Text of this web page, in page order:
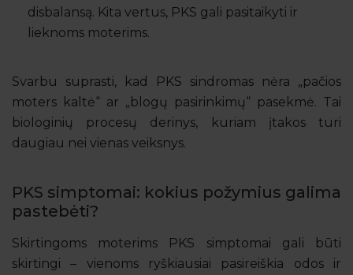
disbalansą. Kita vertus, PKS gali pasitaikyti ir
lieknoms moterims.
Svarbu suprasti, kad PKS sindromas nėra „pačios
moters kaltė“ ar „blogų pasirinkimų“ pasekmė. Tai
biologinių procesų derinys, kuriam įtakos turi
daugiau nei vienas veiksnys.
PKS simptomai: kokius požymius galima
pastebėti?
Skirtingoms moterims PKS simptomai gali būti
skirtingi – vienoms ryškiausiai pasireiškia odos ir